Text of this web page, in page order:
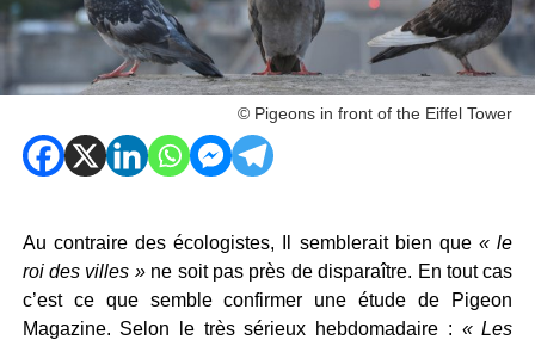
© Pigeons in front of the Eiffel Tower
Au contraire des écologistes, Il semblerait bien que« le
roi des villes »ne soit pas près de disparaître. En tout cas
c’est ce que semble confirmer une étude de Pigeon
Magazine. Selon le très sérieux hebdomadaire : « Les